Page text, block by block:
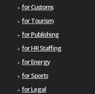
for Customs
for Tourism
for Publishing
for HR Staffing
for Energy
for Sports
for Legal